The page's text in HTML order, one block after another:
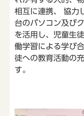
相互に連携、 協力
台のパソコン及び
を活用し、児童生
働学習による学び
徒への教育活動の
す。